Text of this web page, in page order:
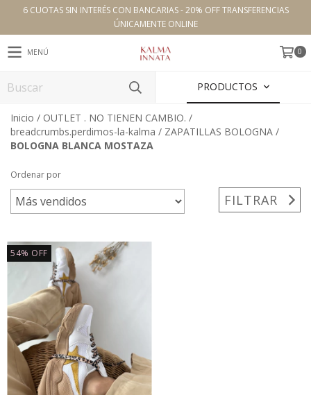
6 CUOTAS SIN INTERÉS CON BANCARIAS - 20% OFF TRANSFERENCIAS
ÚNICAMENTE ONLINE
MENÚ 0
PRODUCTOS
Inicio / OUTLET . NO TIENEN CAMBIO. /
breadcrumbs.perdimos-la-kalma / ZAPATILLAS BOLOGNA /
BOLOGNA BLANCA MOSTAZA
Ordenar por
FILTRAR
54% OFF